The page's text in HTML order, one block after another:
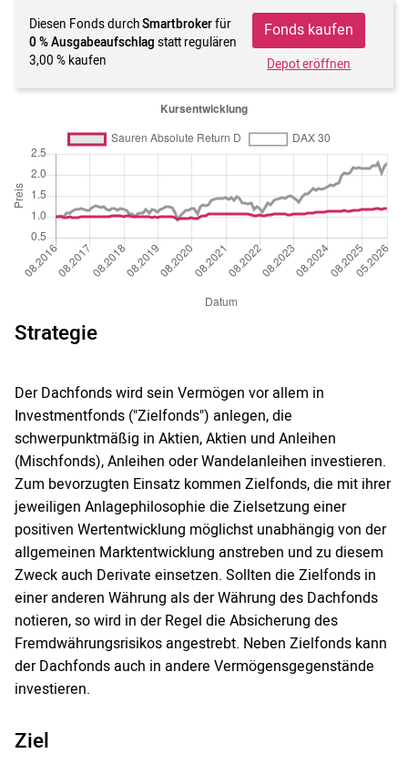
Diesen Fonds durchSmartbrokerfür
0 % Ausgabeaufschlag statt regulären
3,00 % kaufen
Fonds kaufen
Depot eröffnen
Strategie
Der Dachfonds wird sein Vermögen vor allem in
Investmentfonds ("Zielfonds") anlegen, die
schwerpunktmäßig in Aktien, Aktien und Anleihen
(Mischfonds), Anleihen oder Wandelanleihen investieren.
Zum bevorzugten Einsatz kommen Zielfonds, die mit ihrer
jeweiligen Anlagephilosophie die Zielsetzung einer
positiven Wertentwicklung möglichst unabhängig von der
allgemeinen Marktentwicklung anstreben und zu diesem
Zweck auch Derivate einsetzen. Sollten die Zielfonds in
einer anderen Währung als der Währung des Dachfonds
notieren, so wird in der Regel die Absicherung des
Fremdwährungsrisikos angestrebt. Neben Zielfonds kann
der Dachfonds auch in andere Vermögensgegenstände
investieren.
Ziel